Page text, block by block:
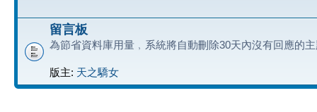
留言板
為節省資料庫用量﹐系統將自動刪除30天內沒有回應的
版主: 天之驕女